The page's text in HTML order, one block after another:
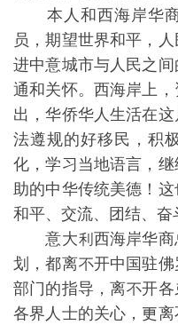
本人和⻄海岸华商
员，期望世界和平，
进中意城市与⼈民之
通和关怀。⻄海岸上
出，华侨华人生活在
法遵规的好移民，积
化，学习当地语言，
助的中华传统美德！
和平、交流、团结、奋
意⼤利⻄海岸华商
划，都离不开中国驻
部门的指导，离不开
各界人⼠的关心，更